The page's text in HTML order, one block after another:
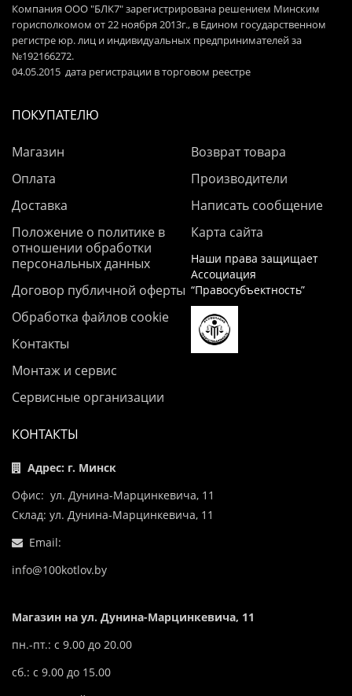
Компания ООО "БЛК7" зарегистрирована решением Минским
горисполкомом от 22 ноября 2013г., в Едином государственном
регистре юр. лиц и индивидуальных предпринимателей за
№192166272.
04.05.2015 дата регистрации в торговом реестре
ПОКУПАТЕЛЮ
Магазин
Оплата
Доставка
Положение о политике в
отношении обработки
персональных данных
Договор публичной оферты
Обработка файлов cookie
Контакты
Монтаж и сервис
Сервисные организации
Возврат товара
Производители
Написать сообщение
Карта сайта
Наши права защищает
Ассоциация
“Правосубъектность”
КОНТАКТЫ
Адрес: г. Минск
Офис: ул. Дунина-Марцинкевича, 11
Склад: ул. Дунина-Марцинкевича, 11
Email:
info@100kotlov.by
Магазин на ул. Дунина-Марцинкевича, 11
пн.-пт.: с 9.00 до 20.00
сб.: с 9.00 до 15.00